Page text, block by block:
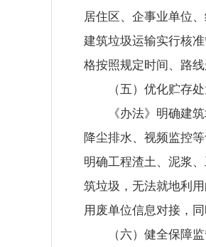
居住区、企事业单位
建筑垃圾运输实行核
格按照规定时间、路
（五）优化贮存
《办法》明确建
降尘排水、视频监控
明确工程渣土、泥浆
筑垃圾，无法就地利
用废单位信息对接，
（六）健全保障